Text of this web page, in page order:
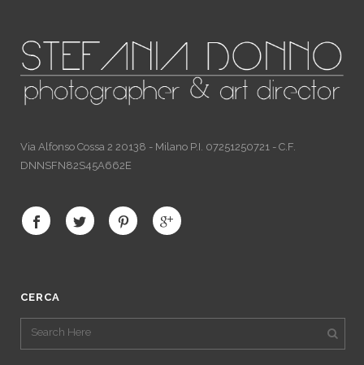
Via Alfonso Cossa 2 20138 - Milano P.I. 07251250721 - C.F.
DNNSFN82S45A662E
CERCA